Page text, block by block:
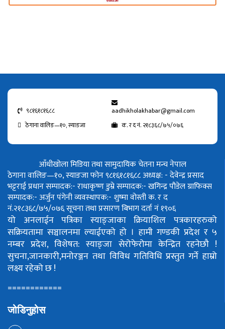
९८१६१८१६८८
aadhikholakhabar@gmail.com
ठेगाना वालिङ—१०, स्याङजा
क. र द नं. २१८३६८/७५/०७६
आँधीखोला मिडिया तथा सामुदायिक चेतना मन्च नेपाल
ठेगाना वालिङ—१०, स्याङजा फोन ९८१६१८१६८८अध्यक्ष: - देवेन्द्र प्रसाद
भट्टराईप्रधान सम्पादक:- राधाकृष्ण डुम्रेसम्पादक:- खगिन्द्र पौडेलग्राफिक्स
सम्पादक:- अर्जुन पंगेनीव्यवस्थापक:- शुष्मा वोस्तीक. र द
नं.२१८३६८/७५/०७६सूचना तथा प्रसारण बिभाग दर्ता नं १९०६
यो अनलाईन पत्रिका स्याङ्जाका क्रियाशिल पत्रकारहरुको
सक्रियतामा सञ्चालनमा ल्याईएको हो । हामी गण्डकी प्रदेश र ५
नम्बर प्रदेश, विशेषत: स्याङ्जा सेरोफेरोमा केन्द्रित रहनेछौ !
सुचना,जानकारी,मनोरञ्जन तथा विविध गतिविधि प्रस्तुत गर्ने हाम्रो
लक्ष्य रहेको छ !
============
जोडिनुहोस